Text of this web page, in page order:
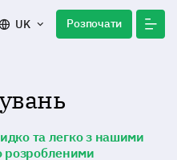
UK Розпочати
та легко з нашими
розробленими